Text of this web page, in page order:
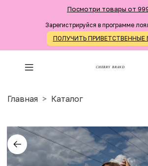
Посмотри товары от
Зарегистрируйся в программе
ПОЛУЧИТЬ ПРИВЕТСТВЕННЫЕ
CHERRY BRAND
Главная Каталог